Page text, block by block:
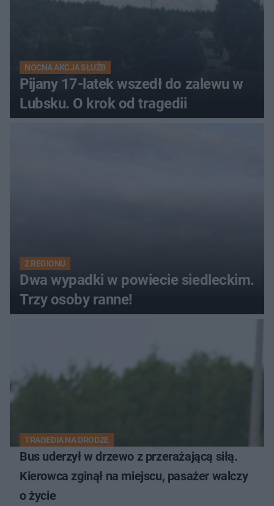
NOCNA AKCJA SŁUŻB
Pijany 17-latek wszedł do zalewu w
Lubsku. O krok od tragedii
Z REGIONU
Dwa wypadki w powiecie siedleckim.
Trzy osoby ranne!
TRAGEDIA NA DRODZE
Bus uderzył w drzewo z przerażającą siłą.
Kierowca zginął na miejscu, pasażer walczy
o życie